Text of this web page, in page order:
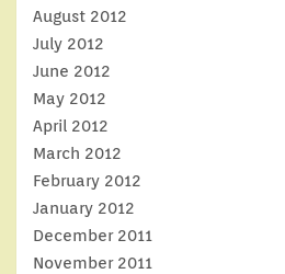
August 2012
July 2012
June 2012
May 2012
April 2012
March 2012
February 2012
January 2012
December 2011
November 2011